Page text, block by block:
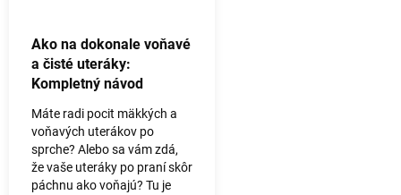
Ako na dokonale voňavé
a čisté uteráky:
Kompletný návod
Máte radi pocit mäkkých a
voňavých uterákov po
sprche? Alebo sa vám zdá,
že vaše uteráky po praní skôr
páchnu ako voňajú? Tu je